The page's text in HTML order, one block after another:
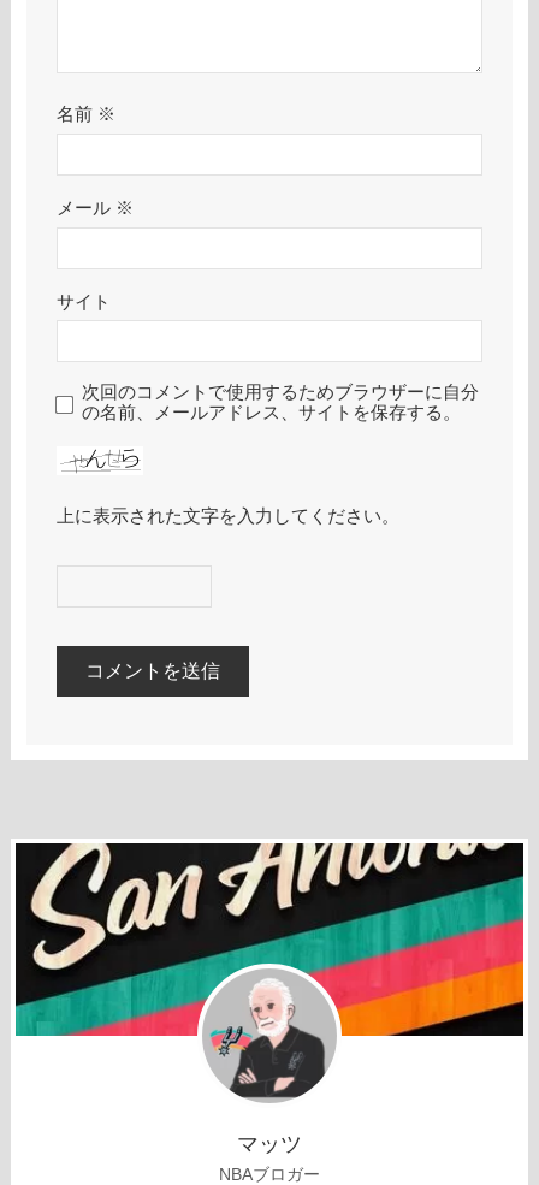
名前 ※
メール ※
サイト
次回のコメントで使用するためブラウザーに自分
の名前、メールアドレス、サイトを保存する。
上に表示された文字を入力してください。
マッツ
NBAブロガー